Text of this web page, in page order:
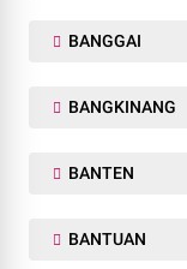
BANGGAI
BANGKINANG
BANTEN
BANTUAN